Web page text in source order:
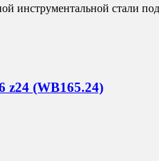
инструментальной стали
z24 (WB165.24)